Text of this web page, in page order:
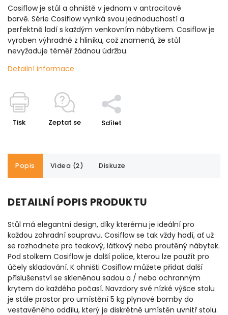
Cosiflow je stůl a ohniště v jednom v antracitové
barvě. Série Cosiflow vyniká svou jednoduchostí a
perfektně ladí s každým venkovním nábytkem. Cosiflow je
vyroben výhradně z hliníku, což znamená, že stůl
nevyžaduje téměř žádnou údržbu.
Detailní informace
Tisk Zeptat se Sdílet
Popis Videa (2) Diskuze
DETAILNÍ POPIS PRODUKTU
Stůl má elegantní design, díky kterému je ideální pro
každou zahradní soupravu. Cosiflow se tak vždy hodí, ať už
se rozhodnete pro teakový, látkový nebo proutěný nábytek.
Pod stolkem Cosiflow je další police, kterou lze použít pro
účely skladování. K ohništi Cosiflow můžete přidat další
příslušenství se skleněnou sadou a / nebo ochranným
krytem do každého počasí. Navzdory své nízké výšce stolu
je stále prostor pro umístění 5 kg plynové bomby do
vestavěného oddílu, který je diskrétně umístěn uvnitř stolu.